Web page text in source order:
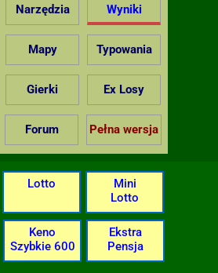
Narzędzia Wyniki
Mapy Typowania
Gierki Ex Losy
Forum Pełna wersja
Lotto
Mini
Lotto
Keno
Szybkie 600
Ekstra
Pensja